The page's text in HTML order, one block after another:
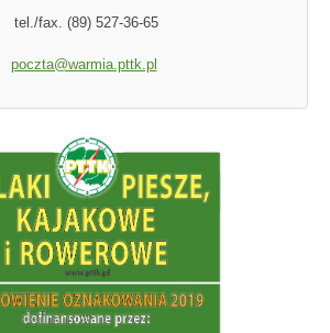
tel./fax. (89) 527-36-65
poczta@warmia.pttk.pl